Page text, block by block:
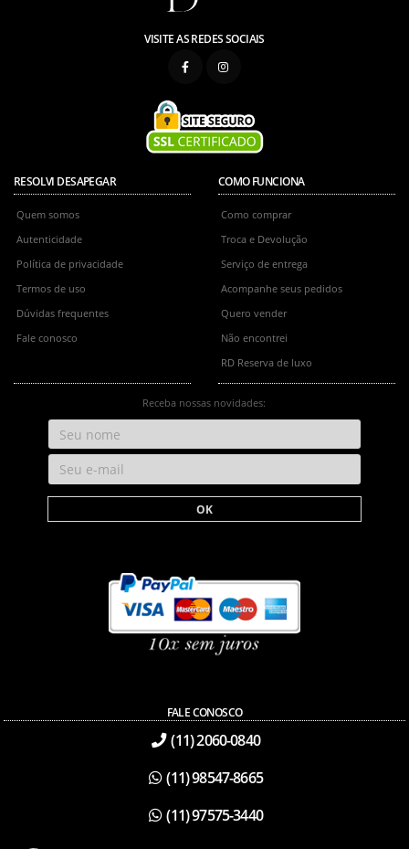
VISITE AS REDES SOCIAIS
RESOLVI DESAPEGAR
Quem somos
Autenticidade
Política de privacidade
Termos de uso
Dúvidas frequentes
Fale conosco
COMO FUNCIONA
Como comprar
Troca e Devolução
Serviço de entrega
Acompanhe seus pedidos
Quero vender
Não encontrei
RD Reserva de luxo
Receba nossas novidades:
OK
FALE CONOSCO
(11) 2060-0840
(11) 98547-8665
(11) 97575-3440